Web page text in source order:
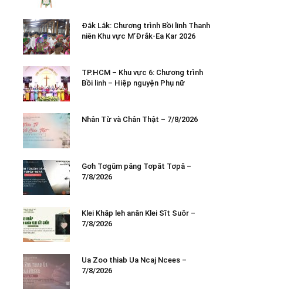
Đắk Lắk: Chương trình Bồi linh Thanh
niên Khu vực M’Đrắk-Ea Kar 2026
TP.HCM – Khu vực 6: Chương trình
Bồi linh – Hiệp nguyện Phụ nữ
Nhân Từ và Chân Thật – 7/8/2026
Gơh Tơgŭm păng Tơpăt Tơpă –
7/8/2026
Klei Khăp leh anăn Klei Sĭt Suôr –
7/8/2026
Ua Zoo thiab Ua Ncaj Ncees –
7/8/2026